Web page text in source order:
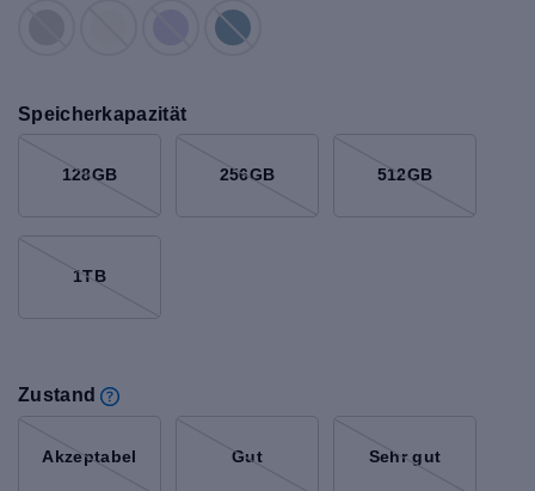
Speicherkapazität
128GB 256GB 512GB
1TB
Zustand
Akzeptabel Gut Sehr gut